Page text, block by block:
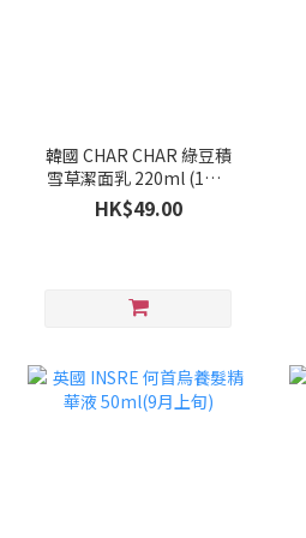
韓國 CHAR CHAR 綠豆積
雪草潔面乳 220ml (1套2
支)(10月上旬)
HK$49.00